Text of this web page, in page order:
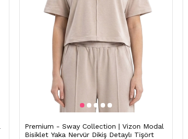
Premium - Sway Collection | Vizon Modal
Bisiklet Yaka Nervür Dikiş Detaylı Tişört